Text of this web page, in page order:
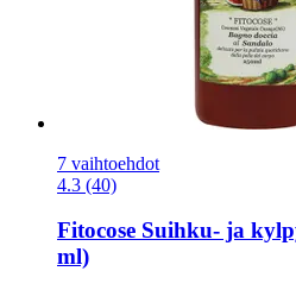
7 vaihtoehdot
4.3 (40)
Fitocose Suihku-​ ja
ml)